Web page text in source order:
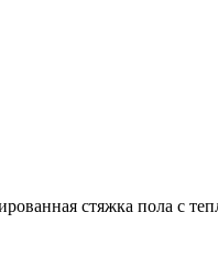
стяжка пола с